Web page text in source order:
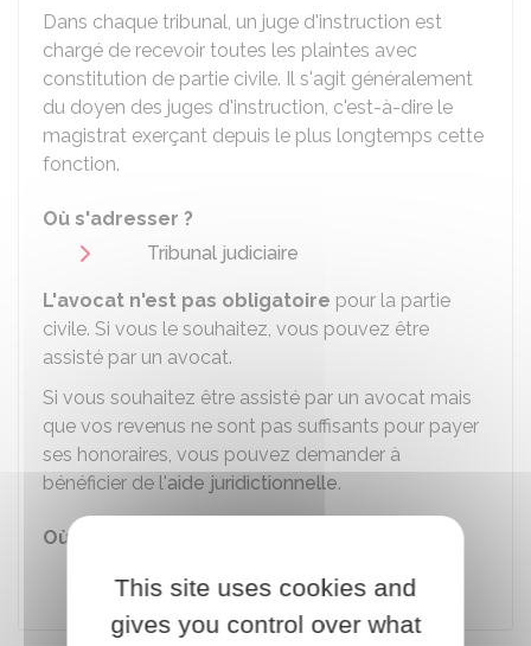
Dans chaque tribunal, un juge d'instruction est
chargé de recevoir toutes les plaintes avec
constitution de partie civile. Il s'agit généralement
du doyen des juges d'instruction, c'est-à-dire le
magistrat exerçant depuis le plus longtemps cette
fonction.
Où s'adresser ?
Tribunal judiciaire
L'avocat n'est pas obligatoire pour la partie
civile. Si vous le souhaitez, vous pouvez être
assisté par un avocat.
Si vous souhaitez être assisté par un avocat mais
que vos revenus ne sont pas suffisants pour payer
ses honoraires, vous pouvez demander à
bénéficier de l'aide juridictionnelle.
Où s'adresser ?
This site uses cookies and
gives you control over what